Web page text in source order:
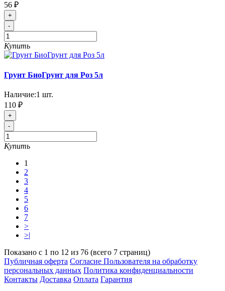
56 ₽
+
-
Купить
Грунт БиоГрунт для Роз 5л
Наличие:1 шт.
110 ₽
+
-
Купить
1
2
3
4
5
6
7
>
>|
Показано с 1 по 12 из 76 (всего 7 страниц)
Публичная оферта Согласие Пользователя на обработку
персональных данных Политика конфиденциальности
Контакты Доставка Оплата Гарантия